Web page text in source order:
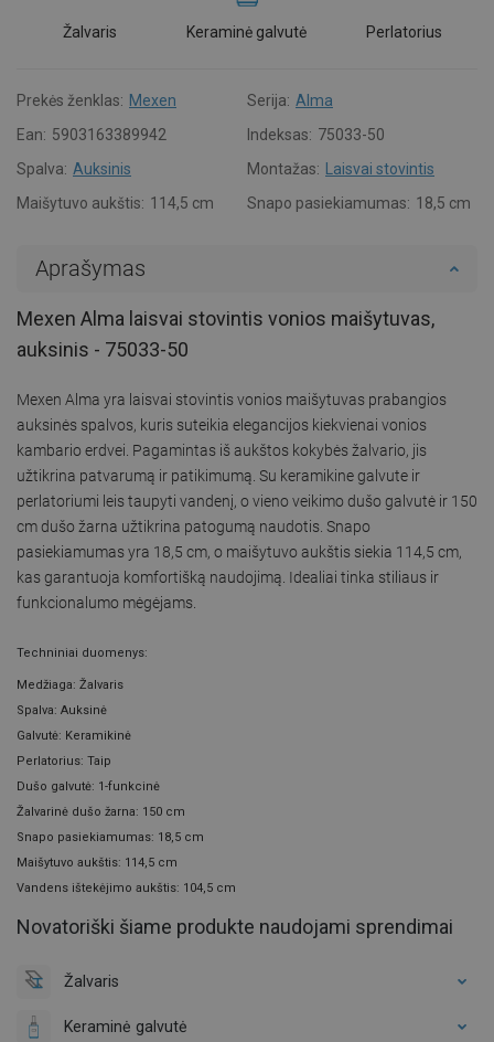
Žalvaris Keraminė galvutė Perlatorius
Prekės ženklas: Mexen Serija: Alma
Ean: 5903163389942 Indeksas: 75033-50
Spalva: Auksinis Montažas:
Laisvai stovintis
Maišytuvo aukštis: 114,5 cm Snapo pasiekiamumas: 18,5 cm
Aprašymas
Mexen Alma laisvai stovintis vonios maišytuvas,
auksinis - 75033-50
Mexen Alma yra laisvai stovintis vonios maišytuvas prabangios
auksinės spalvos, kuris suteikia elegancijos kiekvienai vonios
kambario erdvei. Pagamintas iš aukštos kokybės žalvario, jis
užtikrina patvarumą ir patikimumą. Su keramikine galvute ir
perlatoriumi leis taupyti vandenį, o vieno veikimo dušo galvutė ir 150
cm dušo žarna užtikrina patogumą naudotis. Snapo
pasiekiamumas yra 18,5 cm, o maišytuvo aukštis siekia 114,5 cm,
kas garantuoja komfortišką naudojimą. Idealiai tinka stiliaus ir
funkcionalumo mėgėjams.
Techniniai duomenys:
Medžiaga: Žalvaris
Spalva: Auksinė
Galvutė: Keramikinė
Perlatorius: Taip
Dušo galvutė: 1-funkcinė
Žalvarinė dušo žarna: 150 cm
Snapo pasiekiamumas: 18,5 cm
Maišytuvo aukštis: 114,5 cm
Vandens ištekėjimo aukštis: 104,5 cm
Novatoriški šiame produkte naudojami sprendimai
Žalvaris
Keraminė galvutė